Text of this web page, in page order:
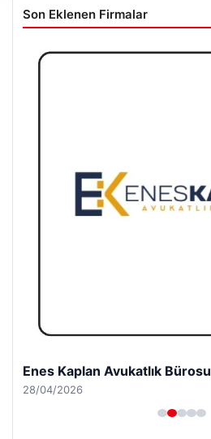
Son Eklenen Firmalar
Enes Kaplan Avukatlık Bürosu
28/04/2026